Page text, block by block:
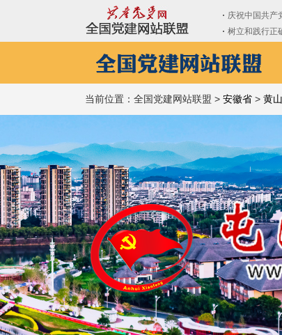
当前位置：全国党建网站联盟 > 安徽省 > 黄